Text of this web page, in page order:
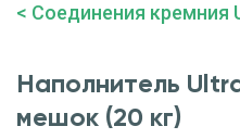
Соединения кремния
Наполнитель
мешок (20 кг)